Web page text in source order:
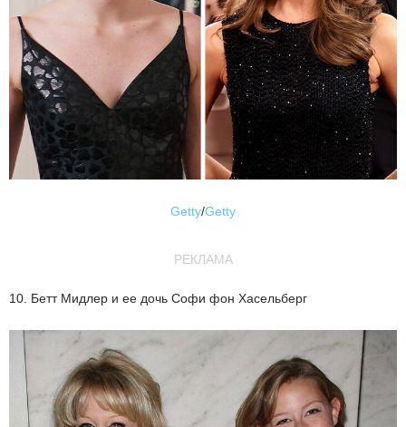
Getty/Getty
РЕКЛАМА
10. Бетт Мидлер и ее дочь Софи фон Хасельберг